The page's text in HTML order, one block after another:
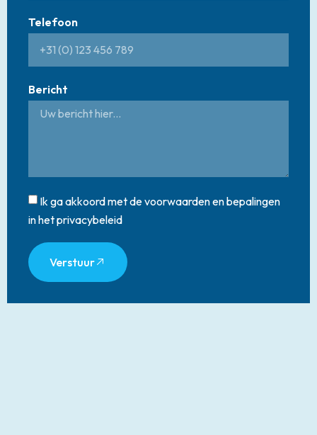
Telefoon
Bericht
Ik ga akkoord met de voorwaarden en bepalingen
in het privacybeleid
Verstuur